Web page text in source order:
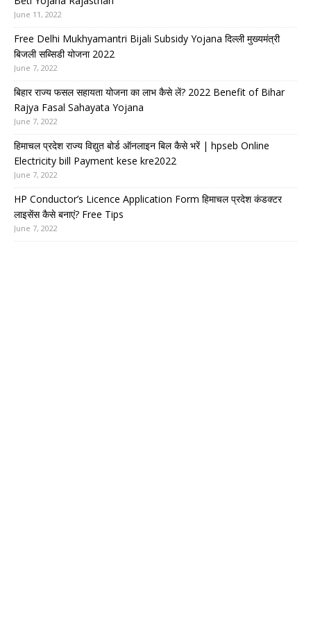
June 11, 2022
Free Delhi Mukhyamantri Bijali Subsidy Yojana दिल्ली मुख्यमंत्री
बिजली सब्सिडी योजना 2022
June 7, 2022
बिहार राज्य फसल सहायता योजना का लाभ कैसे लें? 2022 Benefit of Bihar
Rajya Fasal Sahayata Yojana
June 7, 2022
हिमाचल प्रदेश राज्य विद्युत बोर्ड ऑनलाइन बिल कैसे भरें | hpseb Online
Electricity bill Payment kese kre2022
June 7, 2022
HP Conductor’s Licence Application Form हिमाचल प्रदेश कंडक्टर
लाइसेंस कैसे बनाएं? Free Tips
June 7, 2022